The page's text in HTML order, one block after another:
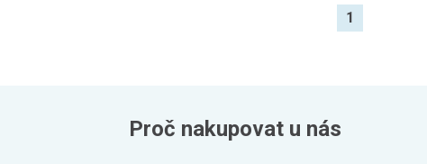
1
Proč nakupovat u nás